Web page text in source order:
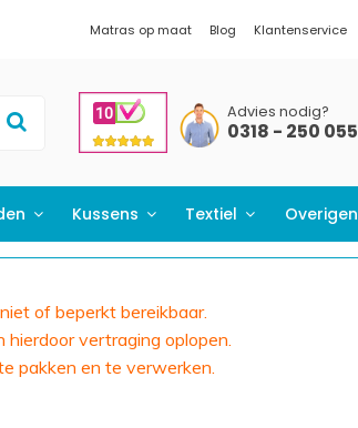
Matras op maat Blog Klantenservice
Advies nodig?
0318 - 250 055
Kussens Textiel Overigen
of beperkt bereikbaar.
vertraging oplopen.
pakken en te verwerken.